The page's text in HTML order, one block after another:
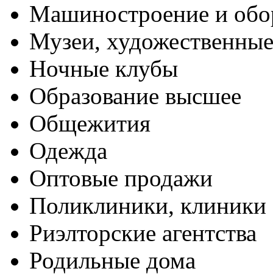
Машиностроение и
Музеи,
Ночные клубы
Образование высшее
Общежития
Одежда
Оптовые продажи
Поликлиники, клиники
Риэлторские агентства
Родильные дома